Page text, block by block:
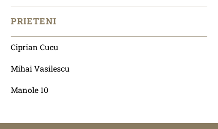
PRIETENI
Ciprian Cucu
Mihai Vasilescu
Manole 10